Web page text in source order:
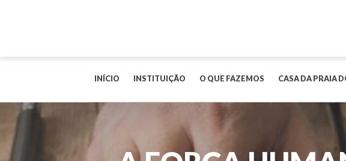
INÍCIO INSTITUIÇÃO O QUE FAZEMOS CASA DA PRAIA